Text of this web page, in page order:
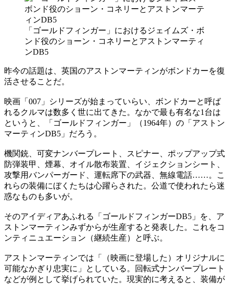
「ゴールドフィンガー」におけるジェイムズ・ボ
ンド役のショーン・コネリーとアストンマーティ
ンDB5
昨今の話題は、英国のアストンマーティンがボンドカーを復
活させることだ。
映画「007」シリーズが始まっていらい、ボンドカーと呼ば
れるクルマは数多く世に出てきた。なかで最も有名な1台は
というと、「ゴールドフィンガー」（1964年）の「アストン
マーティンDB5」だろう。
機関銃、可変ナンバープレート、スピナー、ポップアップ式
防弾装甲、煙幕、オイル散布装置、イジェクションシート、
攻撃用バンパーガード、運転席下の武器、無線電話……。こ
れらの装備にぼくたちは心躍らされた。公道で使われたら迷
惑なものも多いが。
そのアイディアあふれる「ゴールドフィンガーDB5」を、ア
ストンマーティンみずからが生産すると発表した。これをコ
ンティニュエーション（継続生産）と呼ぶ。
アストンマーティンでは「（映画に登場した）オリジナルに
可能なかぎり忠実に」としている。回転式ナンバープレート
などが例として挙げられていた。現実的に考えると、装備が